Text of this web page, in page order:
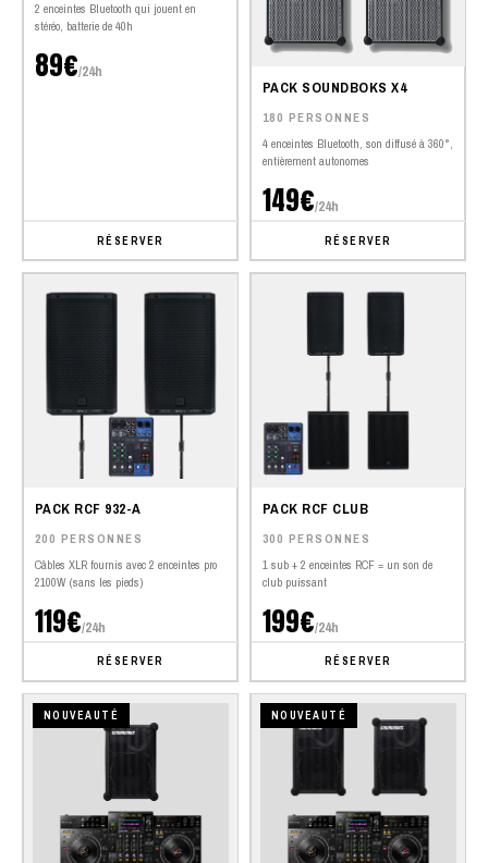
2 enceintes Bluetooth qui jouent en
stéréo, batterie de 40h
89€/24h
RÉSERVER
PACK SOUNDBOKS X4
180 PERSONNES
4 enceintes Bluetooth, son diffusé à 360°,
entièrement autonomes
149€/24h
RÉSERVER
PACK RCF 932-A
200 PERSONNES
Câbles XLR fournis avec 2 enceintes pro
2100W (sans les pieds)
119€/24h
RÉSERVER
PACK RCF CLUB
300 PERSONNES
1 sub + 2 enceintes RCF = un son de
club puissant
199€/24h
RÉSERVER
NOUVEAUTÉ NOUVEAUTÉ